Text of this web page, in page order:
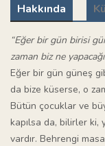
Hakkında
“Eğer bir gün birisi
zaman biz ne
Eğer bir gün güneş
da bize küserse, o
Bütün çocuklar ve
kapılsa da, bilirler ki,
vardır. Behrengi